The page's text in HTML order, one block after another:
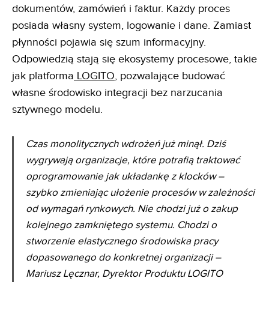
dokumentów, zamówień i faktur. Każdy proces
posiada własny system, logowanie i dane. Zamiast
płynności pojawia się szum informacyjny.
Odpowiedzią stają się ekosystemy procesowe, takie
jak platforma LOGITO, pozwalające budować
własne środowisko integracji bez narzucania
sztywnego modelu.
Czas monolitycznych wdrożeń już minął. Dziś
wygrywają organizacje, które potrafią traktować
oprogramowanie jak układankę z klocków –
szybko zmieniając ułożenie procesów w zależności
od wymagań rynkowych. Nie chodzi już o zakup
kolejnego zamkniętego systemu. Chodzi o
stworzenie elastycznego środowiska pracy
dopasowanego do konkretnej organizacji –
Mariusz Lęcznar, Dyrektor Produktu LOGITO